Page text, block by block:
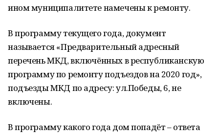
ином муниципалитете намечены к ремонту.
В программу текущего года, документ
называется «Предварительный адресный
перечень МКД, включённых в республиканскую
программу по ремонту подъездов на 2020 год»,
подъезды МКД по адресу: ул.Победы, 6, не
включены.
В программу какого года дом попадёт – ответа